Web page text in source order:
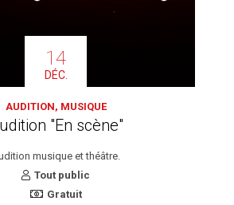
14
DÉC.
AUDITION, MUSIQUE
"En scène"
musique et théâtre.
Tout public
Gratuit